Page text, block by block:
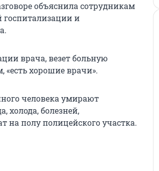
объяснила сотрудникам
госпитализации и
врача, везет больную
«есть хорошие врачи».
человека умирают
холода, болезней,
на полу полицейского участка.